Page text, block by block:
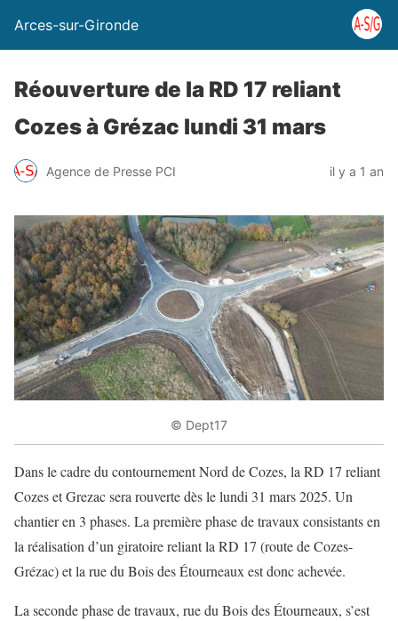
Arces-sur-Gironde
Réouverture de la RD 17 reliant
Cozes à Grézac lundi 31 mars
Agence de Presse PCI il y a 1 an
© Dept17
Dans le cadre du contournement Nord de Cozes, la RD 17 reliant
Cozes et Grezac sera rouverte dès le lundi 31 mars 2025. Un
chantier en 3 phases. La première phase de travaux consistants en
la réalisation d’un giratoire reliant la RD 17 (route de Cozes-
Grézac) et la rue du Bois des Étourneaux est donc achevée.
La seconde phase de travaux, rue du Bois des Étourneaux, s’est